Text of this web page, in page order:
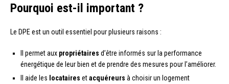
Pourquoi est-il important ?
Le DPE est un outil essentiel pour plusieurs raisons :
Il permet aux propriétaires d’être informés sur la performance
énergétique de leur bien et de prendre des mesures pour l’améliorer.
Il aide les locataires etacquéreurs à choisir un logement